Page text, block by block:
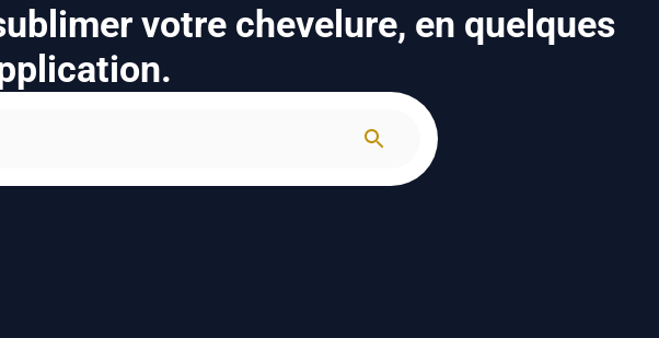
votre chevelure, en quelques